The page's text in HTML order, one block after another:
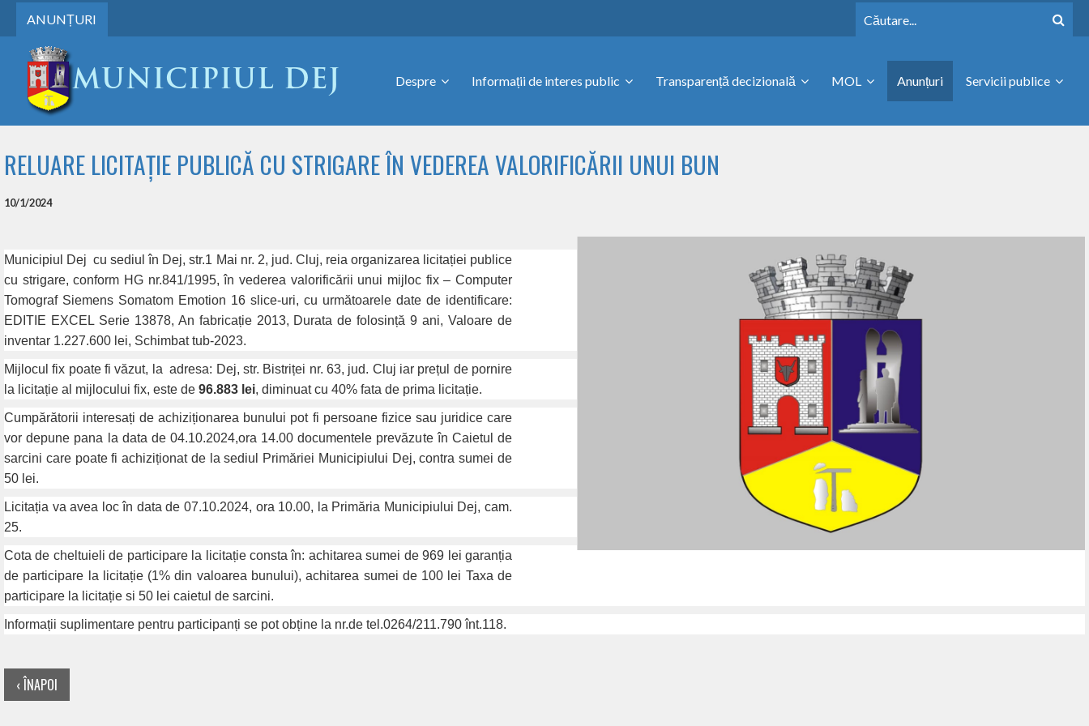
ANUNȚURI
Despre Informații de interes public Transparență decizională MOL Anunțuri Servicii publice
RELUARE LICITAȚIE PUBLICĂ CU STRIGARE ÎN VEDEREA VALORIFICĂRII UNUI BUN
10/1/2024
Municipiul Dej cu sediul în Dej, str.1 Mai nr. 2, jud. Cluj, reia organizarea licitației publice
cu strigare, conform HG nr.841/1995, în vederea valorificării unui mijloc fix – Computer
Tomograf Siemens Somatom Emotion 16 slice-uri, cu următoarele date de identificare:
EDITIE EXCEL Serie 13878, An fabricație 2013, Durata de folosință 9 ani, Valoare de
inventar 1.227.600 lei, Schimbat tub-2023.
Mijlocul fix poate fi văzut, la adresa: Dej, str. Bistriței nr. 63, jud. Cluj iar prețul de pornire
la licitație al mijlocului fix, este de 96.883 lei, diminuat cu 40% fata de prima licitație.
Cumpărătorii interesați de achiziționarea bunului pot fi persoane fizice sau juridice care
vor depune pana la data de 04.10.2024,ora 14.00 documentele prevăzute în Caietul de
sarcini care poate fi achiziționat de la sediul Primăriei Municipiului Dej, contra sumei de
50 lei.
Licitația va avea loc în data de 07.10.2024, ora 10.00, la Primăria Municipiului Dej, cam.
25.
Cota de cheltuieli de participare la licitație consta în: achitarea sumei de 969 lei garanția
de participare la licitație (1% din valoarea bunului), achitarea sumei de 100 lei Taxa de
participare la licitație si 50 lei caietul de sarcini.
Informații suplimentare pentru participanți se pot obține la nr.de tel.0264/211.790 înt.118.
‹ ÎNAPOI